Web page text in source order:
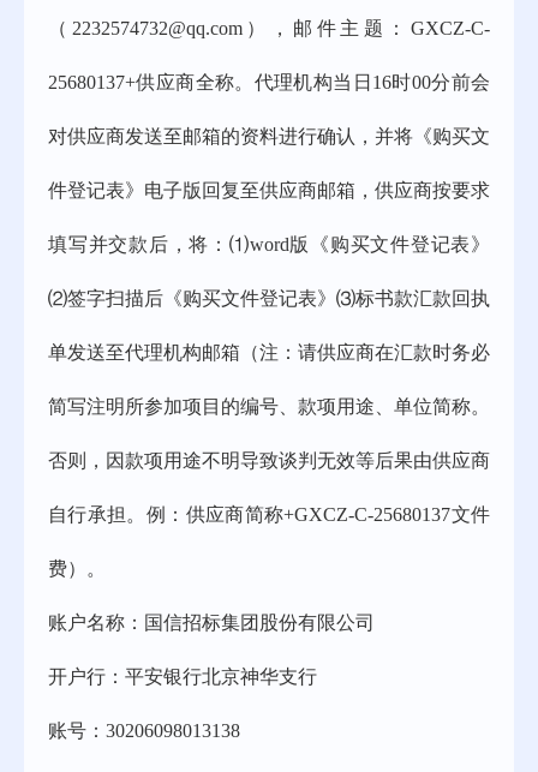
（2232574732@qq.com），邮件主题： GXCZ-C-
25680137+供应商全称。代理机构当日16时00分前会
对供应商发送至邮箱的资料进行确认，并将《购买文
件登记表》电子版回复至供应商邮箱，供应商按要求
填写并交款后，将：⑴word版《购买文件登记表》
⑵签字扫描后《购买文件登记表》⑶标书款汇款回执
单发送至代理机构邮箱（注：请供应商在汇款时务必
简写注明所参加项目的编号、款项用途、单位简称。
否则，因款项用途不明导致谈判无效等后果由供应商
自行承担。例：供应商简称+GXCZ-C-25680137文件
费）。
账户名称：国信招标集团股份有限公司
开户行：平安银行北京神华支行
账号： 30206098013138